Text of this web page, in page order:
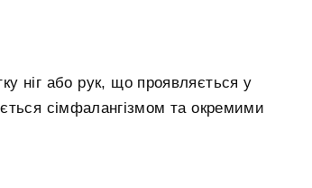
ніг або рук, що проявляється у
сімфалангізмом та окремими